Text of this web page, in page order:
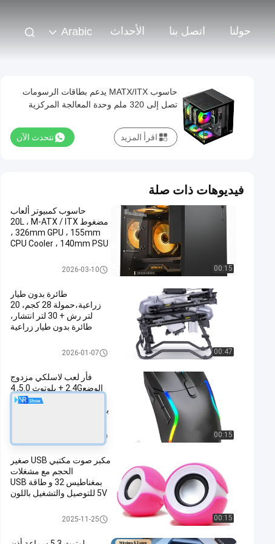
حولنا اتصل بنا الأحداث Arabic
حاسوب MATX/ITX يدعم بطاقات الرسومات
تصل إلى 320 ملم وحدة المعالجة المركزية
12CM مروحة مقابل المال
نتحدث الآن اقرأ المزيد
فيديوهات ذات صلة
00:15
حاسوب كمبيوتر ألعاب
مضغوط 20L ، M-ATX / ITX
، 326mm GPU ، 155mm
CPU Cooler ، 140mm PSU
المزدوجة ، مرشحات الغبار
2026-03-10
00:47
طائرة بدون طيار
زراعية،حمولة 28 كجم، 20
لتر رش + 30 لتر انتشار،
طائرة بدون طيار زراعية
طائرات بدون طيار زراعية وملحقا
2026-01-07
00:15
فأر لعب لاسلكي مزدوج
الوضع2.4G + بلوتوث 5.0, 4
00:15
مكبر صوت مكتبي USB صغير
الحجم مع مشغلات
بمغناطيس 32 و طاقة USB
5V للتوصيل والتشغيل باللون
سماعة كمبيوتر سلكية2025-11-25